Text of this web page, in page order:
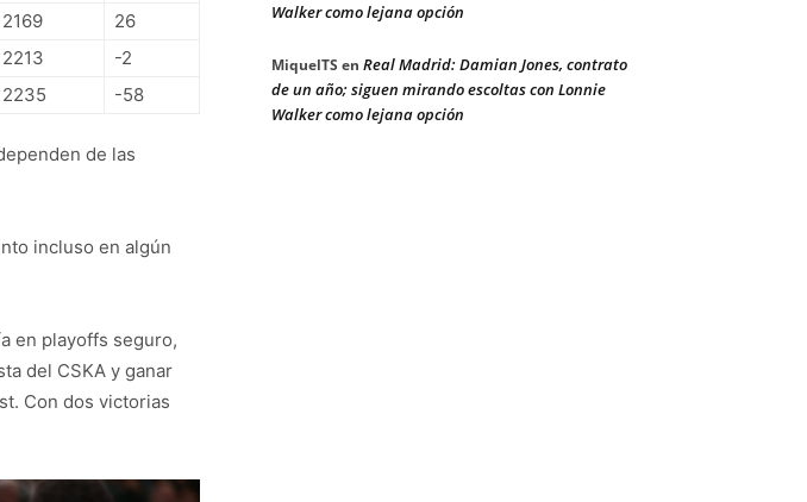
2169
26
2213
-2
2235 -58
de las
incluso en algún
en playoffs seguro,
del CSKA y ganar
Con dos victorias
Walker como lejana opción
MiquelTS en Real Madrid: Damian Jones, contrato
de un año; siguen mirando escoltas con Lonnie
Walker como lejana opción